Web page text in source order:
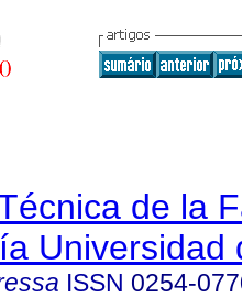
de la
Universidad
ISSN 0254-